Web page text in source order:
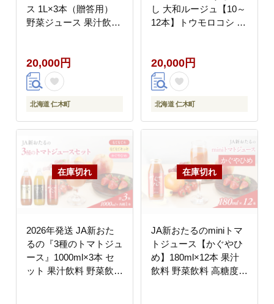
ス 1L×3本（贈答用）
野菜ジュース 果汁飲料
のの笠井園]
20,000円
北海道 仁木町
し 大和ルージュ【10～
12本】トウモロコシ コ
20,000円
北海道 仁木町
2026年発送 JA新おた
るの『3種のトマトジュ
ース』1000ml×3本 セ
ット 果汁飲料 野菜飲料
JA新おたるのminiトマ
トジュース【かぐやひ
め】180ml×12本 果汁
飲料 野菜飲料 高糖度